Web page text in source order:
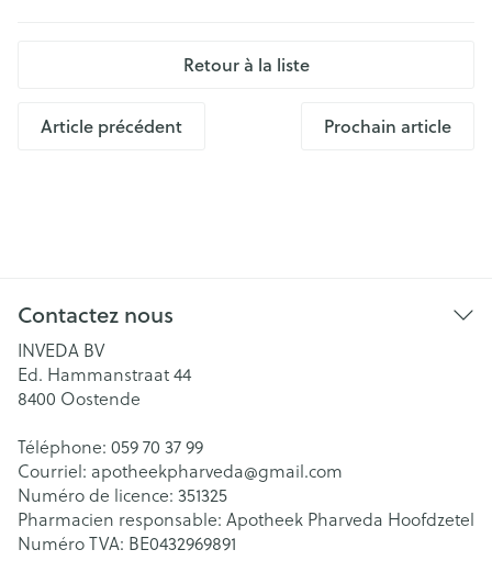
Retour à la liste
Article précédent Prochain article
Contactez nous
INVEDA BV
Ed. Hammanstraat 44
8400 Oostende
Téléphone: 059 70 37 99
Courriel: apotheekpharveda@gmail.com
Numéro de licence: 351325
Pharmacien responsable: Apotheek Pharveda Hoofdzetel
Numéro TVA: BE0432969891